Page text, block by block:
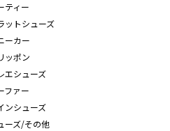
ティー
ットシューズ
ーカー
ッポン
エシューズ
ファー
ンシューズ
ーズ/その他